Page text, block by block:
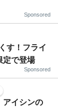
Sponsored
す！フライ
定で登場
Sponsored
アイシンの